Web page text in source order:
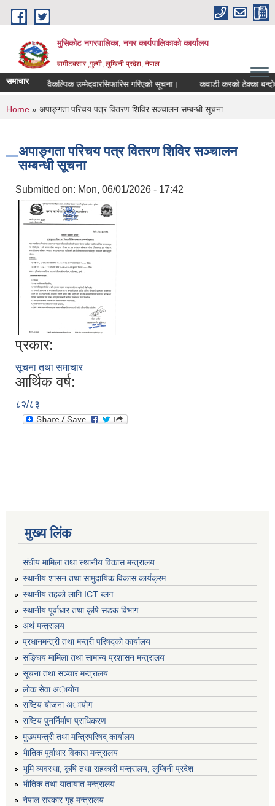
Skip to main content
मुसिकोट नगरपालिका, नगर कार्यपालिकाकाे कार्यालय
वामीटक्सार ,गुल्मी, लुम्बिनी प्रदेश, नेपाल
समाचारवैकल्पिक उम्मेदवारसिफारिस गरिएको सूचना। कवाडी करको ठेक्का बन्दोवस्त
You are here
Home » अपाङ्‍गता परिचय पत्र वितरण शिविर सञ्‍चालन सम्बन्धी सूचना
अपाङ्‍गता परिचय पत्र वितरण शिविर सञ्‍चालन
सम्बन्धी सूचना
Submitted on: Mon, 06/01/2026 - 17:42
प्रकार:
सूचना तथा समाचार
आर्थिक वर्ष:
८२/८३
मुख्य लिंक
संघीय मामिला तथा स्थानीय विकास मन्त्रालय
स्थानीय शासन तथा सामुदायिक विकास कार्यक्रम
स्थानीय तहको लागि ICT ब्लग
स्थानीय पूर्वाधार तथा कृषि सडक विभाग
अर्थ मन्त्रालय
प्रधानमन्त्री तथा मन्त्री परिषद्काे कार्यालय
संङ्घिय मामिला तथा सामान्य प्रशासन मन्त्रालय
सूचना तथा सञ्चार मन्त्रालय
लाेक सेवा अायाेग
राष्टिय याेजना अायाेग
राष्टिय पुनर्निर्माण प्राधिकरण
मुख्यमन्त्री तथा मन्त्रिपरिषद् कार्यालय
भैातिक पूर्वाधार विकास मन्त्रालय
भूमि व्यवस्था, कृषि तथा सहकारी मन्त्रालय, लु्म्बिनी प्रदेश
भाैतिक तथा यातायात मन्त्रालय
नेपाल सरकार गृह मन्त्रालय